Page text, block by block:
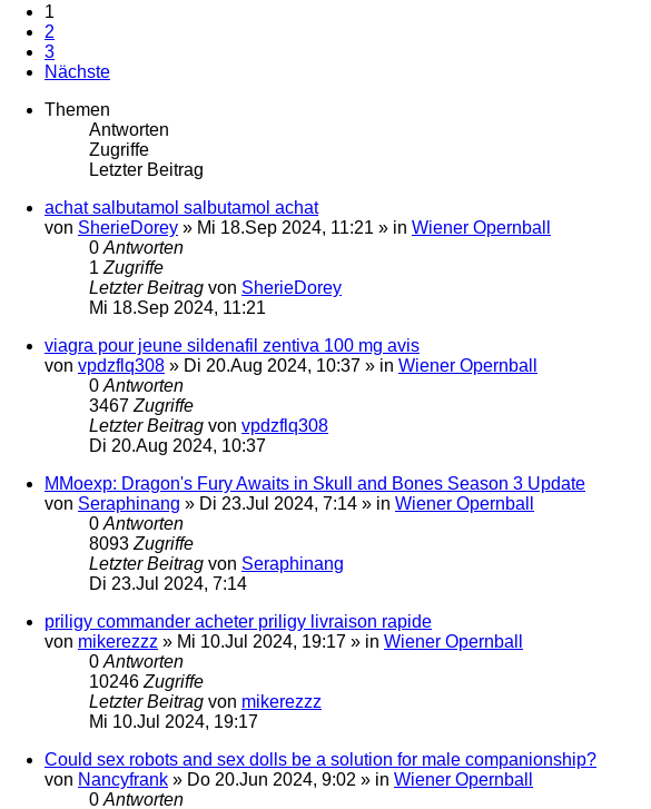
1
2
3
Nächste
Themen
Antworten
Zugriffe
Letzter Beitrag
achat salbutamol salbutamol achat
von SherieDorey » Mi 18.Sep 2024, 11:21 » in Wiener Opernball
0 Antworten
1 Zugriffe
Letzter Beitrag von SherieDorey
Mi 18.Sep 2024, 11:21
viagra pour jeune sildenafil zentiva 100 mg avis
von vpdzflq308 » Di 20.Aug 2024, 10:37 » in Wiener Opernball
0 Antworten
3467 Zugriffe
Letzter Beitrag von vpdzflq308
Di 20.Aug 2024, 10:37
MMoexp: Dragon's Fury Awaits in Skull and Bones Season 3 Update
von Seraphinang » Di 23.Jul 2024, 7:14 » in Wiener Opernball
0 Antworten
8093 Zugriffe
Letzter Beitrag von Seraphinang
Di 23.Jul 2024, 7:14
priligy commander acheter priligy livraison rapide
von mikerezzz » Mi 10.Jul 2024, 19:17 » in Wiener Opernball
0 Antworten
10246 Zugriffe
Letzter Beitrag von mikerezzz
Mi 10.Jul 2024, 19:17
Could sex robots and sex dolls be a solution for male companionship?
von Nancyfrank » Do 20.Jun 2024, 9:02 » in Wiener Opernball
0 Antworten